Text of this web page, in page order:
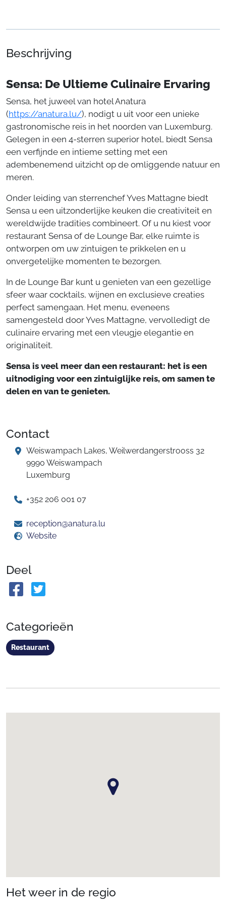
Beschrijving
Sensa: De Ultieme Culinaire Ervaring
Sensa, het juweel van hotel Anatura
(https://anatura.lu/), nodigt u uit voor een unieke
gastronomische reis in het noorden van Luxemburg.
Gelegen in een 4-sterren superior hotel, biedt Sensa
een verfijnde en intieme setting met een
adembenemend uitzicht op de omliggende natuur en
meren.
Onder leiding van sterrenchef Yves Mattagne biedt
Sensa u een uitzonderlijke keuken die creativiteit en
wereldwijde tradities combineert. Of u nu kiest voor
restaurant Sensa of de Lounge Bar, elke ruimte is
ontworpen om uw zintuigen te prikkelen en u
onvergetelijke momenten te bezorgen.
In de Lounge Bar kunt u genieten van een gezellige
sfeer waar cocktails, wijnen en exclusieve creaties
perfect samengaan. Het menu, eveneens
samengesteld door Yves Mattagne, vervolledigt de
culinaire ervaring met een vleugje elegantie en
originaliteit.
Sensa is veel meer dan een restaurant: het is een
uitnodiging voor een zintuiglijke reis, om samen te
delen en van te genieten.
Contact
Weiswampach Lakes, Weilwerdangerstrooss 32
9990 Weiswampach
Luxemburg
+352 206 001 07
reception@anatura.lu
Website
Deel
Categorieën
Restaurant
Het weer in de regio